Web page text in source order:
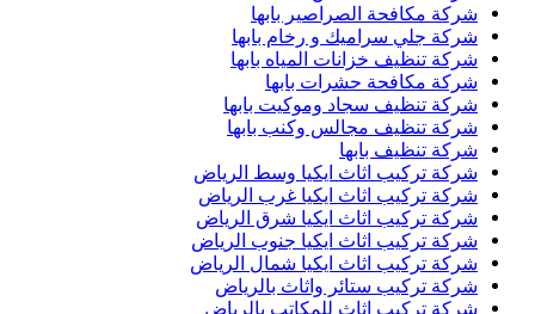
شركة مكافحة الصراصير بابها
شركة جلي سراميك و رخام بابها
شركة تنظيف خزانات المياه بابها
شركة مكافحة حشرات بابها
شركة تنظيف سجاد وموكيت بابها
شركة تنظيف مجالس وكنب بابها
شركة تنظيف بابها
شركة تركيب اثاث ايكيا وسط الرياض
شركة تركيب اثاث ايكيا غرب الرياض
شركة تركيب اثاث ايكيا شرق الرياض
شركة تركيب اثاث ايكيا جنوب الرياض
شركة تركيب اثاث ايكيا شمال الرياض
شركة تركيب ستائر واثاث بالرياض
شركة تركيب اثاث للمكاتب بالرياض